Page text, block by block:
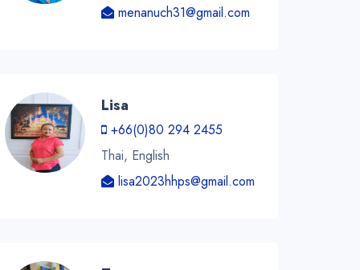
menanuch31@gmail.com
Lisa
+66(0)80 294 2455
Thai, English
lisa2023hhps@gmail.com